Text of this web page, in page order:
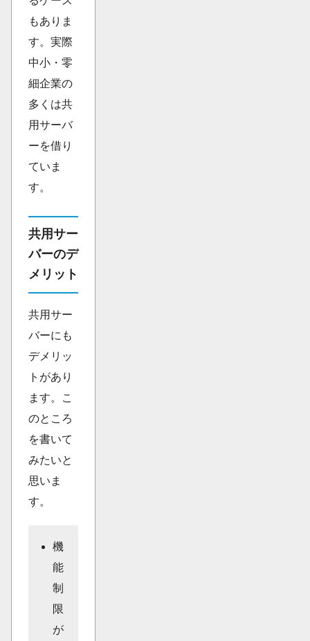
もありま
す。実際
中小・零
細企業の
多くは共
用サーバ
ーを借り
ていま
す。
共用サー
バーのデ
メリット
共用サー
バーにも
デメリッ
トがあり
ます。こ
のところ
を書いて
みたいと
思いま
す。
機
能
制
限
が